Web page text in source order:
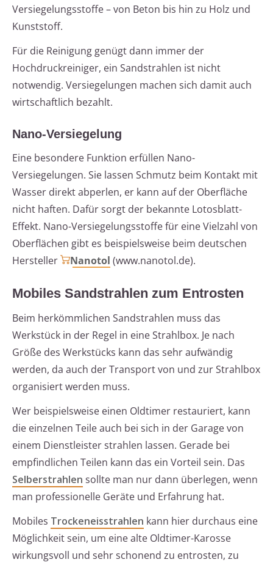
Versiegelungsstoffe – von Beton bis hin zu Holz und
Kunststoff.
Für die Reinigung genügt dann immer der
Hochdruckreiniger, ein Sandstrahlen ist nicht
notwendig. Versiegelungen machen sich damit auch
wirtschaftlich bezahlt.
Nano-Versiegelung
Eine besondere Funktion erfüllen Nano-
Versiegelungen. Sie lassen Schmutz beim Kontakt mit
Wasser direkt abperlen, er kann auf der Oberfläche
nicht haften. Dafür sorgt der bekannte Lotosblatt-
Effekt. Nano-Versiegelungsstoffe für eine Vielzahl von
Oberflächen gibt es beispielsweise beim deutschen
Hersteller
Nanotol (www.nanotol.de).
Mobiles Sandstrahlen zum Entrosten
Beim herkömmlichen Sandstrahlen muss das
Werkstück in der Regel in eine Strahlbox. Je nach
Größe des Werkstücks kann das sehr aufwändig
werden, da auch der Transport von und zur Strahlbox
organisiert werden muss.
Wer beispielsweise einen Oldtimer restauriert, kann
die einzelnen Teile auch bei sich in der Garage von
einem Dienstleister strahlen lassen. Gerade bei
empfindlichen Teilen kann das ein Vorteil sein. Das
Selberstrahlen sollte man nur dann überlegen, wenn
man professionelle Geräte und Erfahrung hat.
Mobiles Trockeneisstrahlen kann hier durchaus eine
Möglichkeit sein, um eine alte Oldtimer-Karosse
wirkungsvoll und sehr schonend zu entrosten, zu